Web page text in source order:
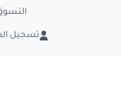
تسجيل